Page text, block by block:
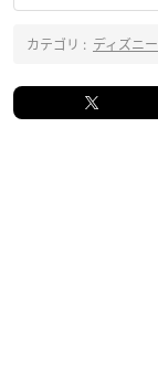
カテゴリ : ディズニー